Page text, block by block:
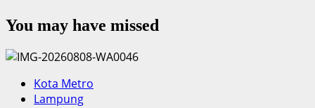
You may have missed
Kota Metro
Lampung